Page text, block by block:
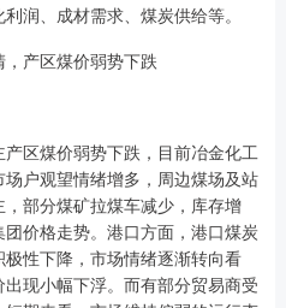
、成材需求、煤炭供给等。
产区煤价弱势下跌
区煤价弱势下跌，目前冶金化工
户观望情绪增多，周边煤场及站
部分煤矿拉煤车减少，库存增
价格走势。港口方面，港口煤炭
性下降，市场情绪逐渐转向看
现小幅下浮。而有部分贸易商受